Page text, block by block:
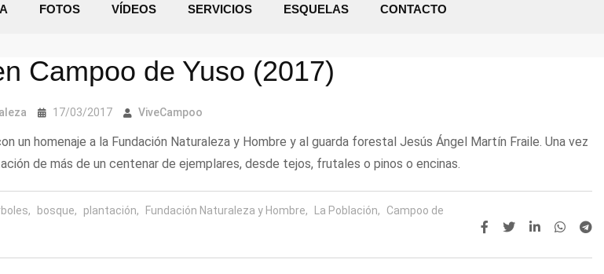
FOTOS VÍDEOS SERVICIOS ESQUELAS CONTACTO
Campoo de Yuso (2017)
17/03/2017 ViveCampoo
un homenaje a la Fundación Naturaleza y Hombre y al guarda forestal Jesús Ángel Martín Fraile. Una vez
de más de un centenar de ejemplares, desde tejos, frutales o pinos o encinas.
bosque, plantación, Fundación Naturaleza y Hombre, La Población,
Campoo de